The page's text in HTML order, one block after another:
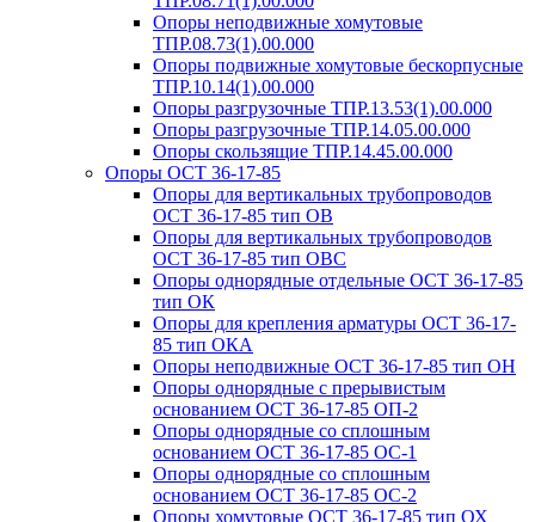
Опоры неподвижные хомутовые
ТПР.08.73(1).00.000
Опоры подвижные хомутовые бескорпусные
ТПР.10.14(1).00.000
Опоры разгрузочные ТПР.13.53(1).00.000
Опоры разгрузочные ТПР.14.05.00.000
Опоры скользящие ТПР.14.45.00.000
Опоры ОСТ 36-17-85
Опоры для вертикальных трубопроводов
ОСТ 36-17-85 тип ОВ
Опоры для вертикальных трубопроводов
ОСТ 36-17-85 тип ОВС
Опоры однорядные отдельные ОСТ 36-17-85
тип ОК
Опоры для крепления арматуры ОСТ 36-17-
85 тип ОКА
Опоры неподвижные ОСТ 36-17-85 тип ОН
Опоры однорядные с прерывистым
основанием ОСТ 36-17-85 ОП-2
Опоры однорядные со сплошным
основанием ОСТ 36-17-85 ОС-1
Опоры однорядные со сплошным
основанием ОСТ 36-17-85 ОС-2
Опоры хомутовые ОСТ 36-17-85 тип ОХ